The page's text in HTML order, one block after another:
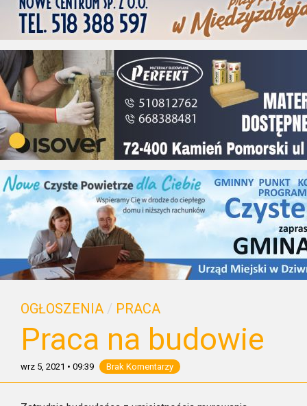
OGŁOSZENIA / PRACA
Praca na budowie
wrz 5, 2021 • 09:39 Brak Komentarzy